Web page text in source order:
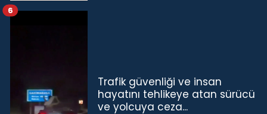
Trafik güvenliği ve insan
hayatını tehlikeye atan sürücü
ve yolcuya ceza...
6